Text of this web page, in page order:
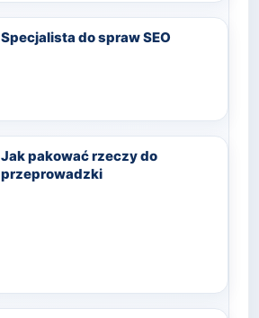
Specjalista do spraw SEO
Jak pakować rzeczy do
przeprowadzki